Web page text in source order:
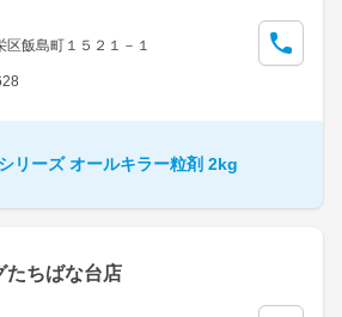
飯島町１５２１－１
リーズ オールキラー粒剤 2kg
たちばな台店